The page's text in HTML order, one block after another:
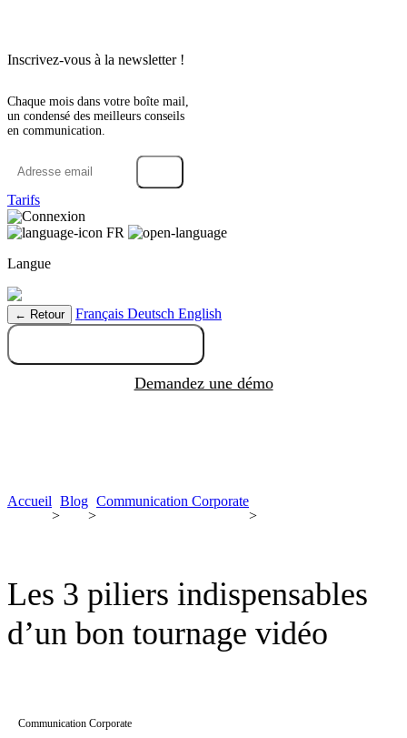
Inscrivez-vous à la newsletter !
Chaque mois dans votre boîte mail,
un condensé des meilleurs conseils
en communication.
Tarifs
Connexion
FR
Langue
← Retour Français Deutsch English
Demandez une démo
Accueil
>
Blog
>
Communication Corporate
>
Les 3 piliers indispensables
d’un bon tournage vidéo
Communication Corporate